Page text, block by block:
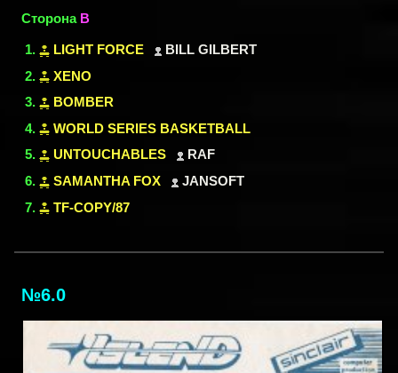
Сторона B
LIGHT FORCE
BILL GILBERT
XENO
BOMBER
WORLD SERIES BASKETBALL
UNTOUCHABLES
RAF
SAMANTHA FOX
JANSOFT
TF-COPY/87
№6.0